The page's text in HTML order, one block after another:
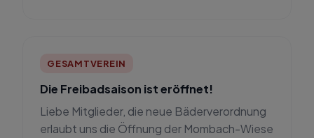
GESAMTVEREIN
Die Freibadsaison ist eröffnet!
Liebe Mitglieder, die neue Bäderverordnung
erlaubt uns die Öffnung der Mombach-Wiese